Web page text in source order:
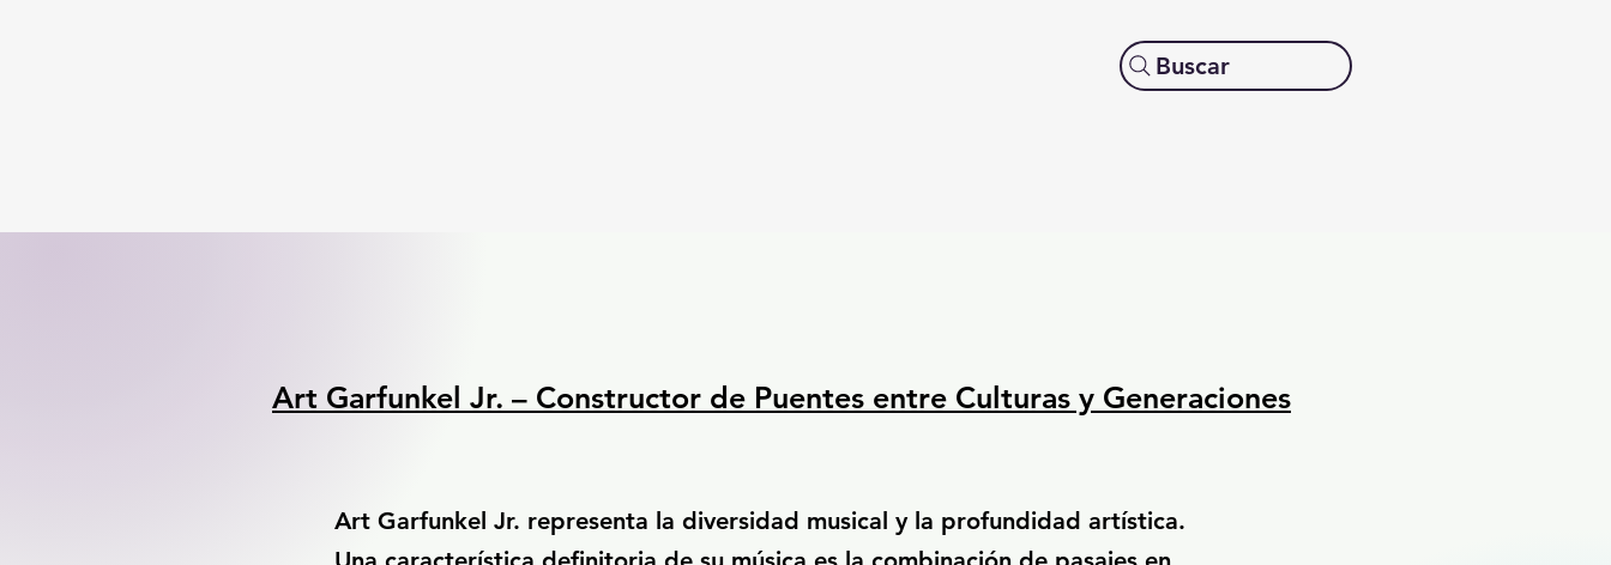
Buscar
Art Garfunkel Jr. – Constructor de Puentes entre Culturas y Generaciones
Art Garfunkel Jr. representa la diversidad musical y la profundidad artística.